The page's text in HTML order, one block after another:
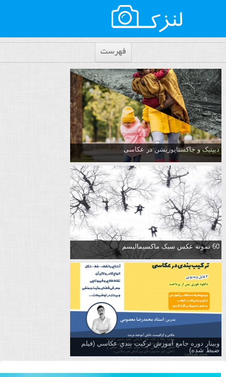
فهرست
دیپتیک و جاکستا‌پوزیشن در عکاسی
60 نمونه عکس سبک ماکسیمالیسم
وبینار دوره جامع آموزش تركيب بندي عكاسي (فیلم
ضبط شده)